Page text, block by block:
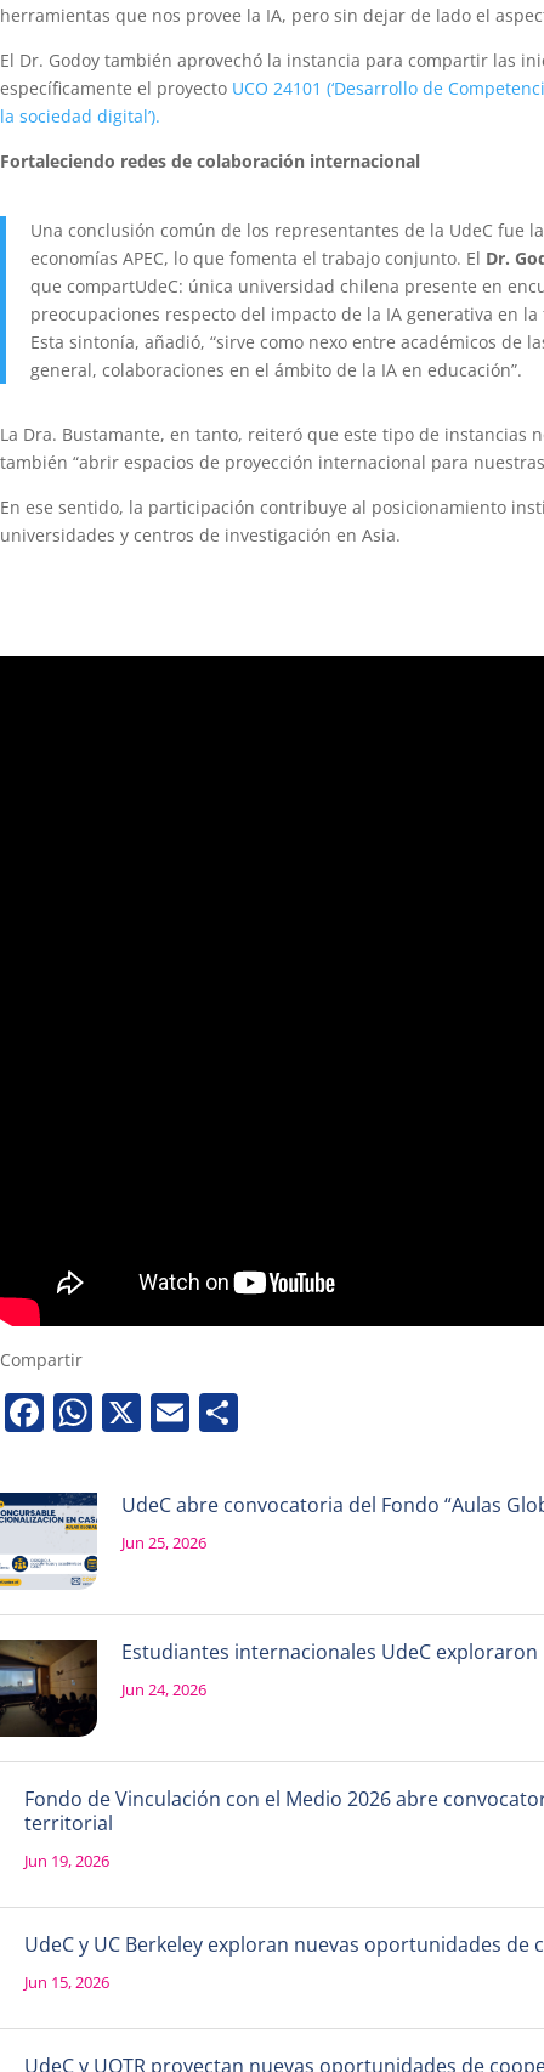
herramientas que nos provee la IA, pero sin dejar de lado el
El Dr. Godoy también aprovechó la instancia para compartir las
específicamente el proyecto UCO 24101 (‘Desarrollo de
la sociedad digital’).
Fortaleciendo redes de colaboración internacional
Una conclusión común de los representantes de la UdeC fue
economías APEC, lo que fomenta el trabajo conjunto. El Dr.
que compartUdeC: única universidad chilena presente en
preocupaciones respecto del impacto de la IA generativa en
Esta sintonía, añadió, “sirve como nexo entre académicos de
general, colaboraciones en el ámbito de la IA en educación”.
La Dra. Bustamante, en tanto, reiteró que este tipo de
también “abrir espacios de proyección internacional para
En ese sentido, la participación contribuye al posicionamiento
universidades y centros de investigación en Asia.
Compartir
Facebook
WhatsApp
X Email
UdeC abre convocatoria del Fondo “Aulas
Jun 25, 2026
Estudiantes internacionales UdeC
Jun 24, 2026
Fondo de Vinculación con el Medio 2026 abre
territorial
Jun 19, 2026
UdeC y UC Berkeley exploran nuevas oportunidades de
Jun 15, 2026
UdeC y UQTR proyectan nuevas oportunidades de